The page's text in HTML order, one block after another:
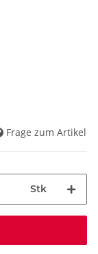
Frage zum Artikel
Stk